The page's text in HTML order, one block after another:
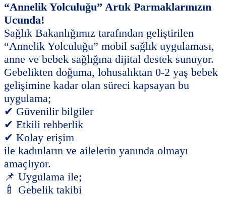
“Annelik Yolculuğu” Artık Parmaklarınızın
Ucunda!
Sağlık Bakanlığımız tarafından geliştirilen
“Annelik Yolculuğu” mobil sağlık uygulaması,
anne ve bebek sağlığına dijital destek sunuyor.
Gebelikten doğuma, lohusalıktan 0-2 yaş bebek
gelişimine kadar olan süreci kapsayan bu
uygulama;
✔ Güvenilir bilgiler
✔ Etkili rehberlik
✔ Kolay erişim
ile kadınların ve ailelerin yanında olmayı
amaçlıyor.
📌 Uygulama ile;
🍼 Gebelik takibi